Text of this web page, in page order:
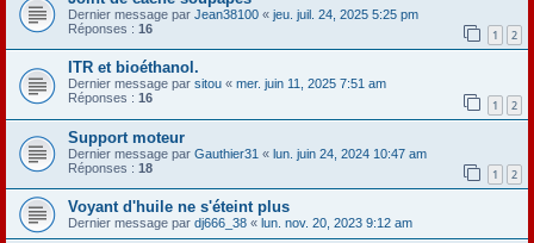
Dernier message par Jean38100 « jeu. juil. 24, 2025 5:25 pm
Réponses : 16 1 2
ITR et bioéthanol.
Dernier message par sitou « mer. juin 11, 2025 7:51 am
Réponses : 16 1 2
Support moteur
Dernier message par Gauthier31 « lun. juin 24, 2024 10:47 am
Réponses : 18 1 2
Voyant d'huile ne s'éteint plus
Dernier message par dj666_38 « lun. nov. 20, 2023 9:12 am